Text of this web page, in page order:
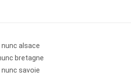
nunc alsace
bretagne
nunc savoie